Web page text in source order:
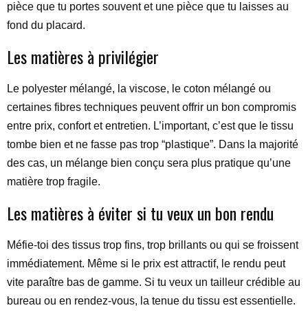
pièce que tu portes souvent et une pièce que tu laisses au
fond du placard.
Les matières à privilégier
Le polyester mélangé, la viscose, le coton mélangé ou
certaines fibres techniques peuvent offrir un bon compromis
entre prix, confort et entretien. L’important, c’est que le tissu
tombe bien et ne fasse pas trop “plastique”. Dans la majorité
des cas, un mélange bien conçu sera plus pratique qu’une
matière trop fragile.
Les matières à éviter si tu veux un bon rendu
Méfie-toi des tissus trop fins, trop brillants ou qui se froissent
immédiatement. Même si le prix est attractif, le rendu peut
vite paraître bas de gamme. Si tu veux un tailleur crédible au
bureau ou en rendez-vous, la tenue du tissu est essentielle.